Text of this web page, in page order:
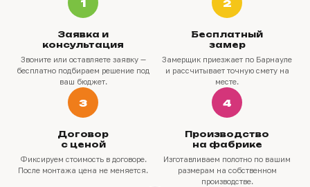
1
Заявка и
консультация
Звоните или оставляете заявку —
бесплатно подбираем решение под
ваш бюджет.
2
Бесплатный
замер
Замерщик приезжает по Барнауле
и рассчитывает точную смету на
месте.
3
Договор
с ценой
Фиксируем стоимость в договоре.
После монтажа цена не меняется.
4
Производство
на фабрике
Изготавливаем полотно по вашим
размерам на собственном
производстве.